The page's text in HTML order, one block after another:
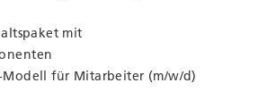
mit
Modell für Mitarbeiter (m/w/d)